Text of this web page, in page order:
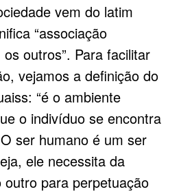
vem do latim
“associação
outros”. Para facilitar
vejamos a definição do
“é o ambiente
o indivíduo se encontra
ser humano é um ser
ele necessita da
outro para perpetuação